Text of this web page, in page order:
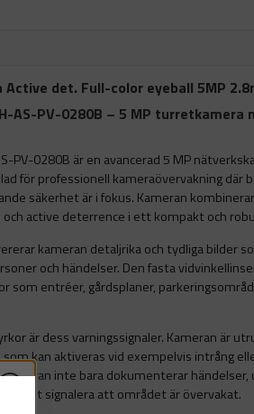
Active det. Full-color eyeball 5MP
AS-PV-0280B – 5 MP turretkamera
PV-0280B är en avancerad 5 MP
för professionell kameraövervakning där
säkerhet är i fokus. Kameran
och active deterrence i ett kompakt och
kameran detaljrika och tydliga bilder
och händelser. Den fasta
som entréer, gårdsplaner,
är dess varningssignaler. Kameran är
kan aktiveras vid exempelvis intrång
inte bara dokumenterar händelser,
tydligt signalera att området är övervakat.